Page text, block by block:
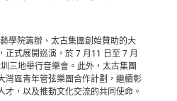
學院籌辦、太古集團創始贊助的大
正式展開巡演，於 7 月11 日至 7 月
三地舉行音樂會。此外，太古集團
灣區青年管弦樂團合作計劃，繼續彰
，以及推動文化交流的共同使命。